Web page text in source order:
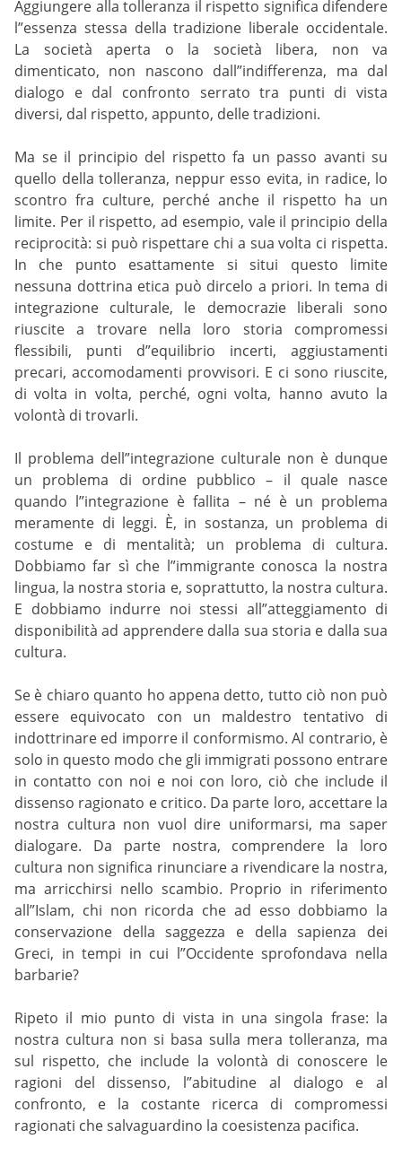
Aggiungere alla tolleranza il rispetto significa difendere
l”essenza stessa della tradizione liberale occidentale.
La società aperta o la società libera, non va
dimenticato, non nascono dall”indifferenza, ma dal
dialogo e dal confronto serrato tra punti di vista
diversi, dal rispetto, appunto, delle tradizioni.
Ma se il principio del rispetto fa un passo avanti su
quello della tolleranza, neppur esso evita, in radice, lo
scontro fra culture, perché anche il rispetto ha un
limite. Per il rispetto, ad esempio, vale il principio della
reciprocità: si può rispettare chi a sua volta ci rispetta.
In che punto esattamente si situi questo limite
nessuna dottrina etica può dircelo a priori. In tema di
integrazione culturale, le democrazie liberali sono
riuscite a trovare nella loro storia compromessi
flessibili, punti d”equilibrio incerti, aggiustamenti
precari, accomodamenti provvisori. E ci sono riuscite,
di volta in volta, perché, ogni volta, hanno avuto la
volontà di trovarli.
Il problema dell”integrazione culturale non è dunque
un problema di ordine pubblico – il quale nasce
quando l”integrazione è fallita – né è un problema
meramente di leggi. È, in sostanza, un problema di
costume e di mentalità; un problema di cultura.
Dobbiamo far sì che l”immigrante conosca la nostra
lingua, la nostra storia e, soprattutto, la nostra cultura.
E dobbiamo indurre noi stessi all”atteggiamento di
disponibilità ad apprendere dalla sua storia e dalla sua
cultura.
Se è chiaro quanto ho appena detto, tutto ciò non può
essere equivocato con un maldestro tentativo di
indottrinare ed imporre il conformismo. Al contrario, è
solo in questo modo che gli immigrati possono entrare
in contatto con noi e noi con loro, ciò che include il
dissenso ragionato e critico. Da parte loro, accettare la
nostra cultura non vuol dire uniformarsi, ma saper
dialogare. Da parte nostra, comprendere la loro
cultura non significa rinunciare a rivendicare la nostra,
ma arricchirsi nello scambio. Proprio in riferimento
all”Islam, chi non ricorda che ad esso dobbiamo la
conservazione della saggezza e della sapienza dei
Greci, in tempi in cui l”Occidente sprofondava nella
barbarie?
Ripeto il mio punto di vista in una singola frase: la
nostra cultura non si basa sulla mera tolleranza, ma
sul rispetto, che include la volontà di conoscere le
ragioni del dissenso, l”abitudine al dialogo e al
confronto, e la costante ricerca di compromessi
ragionati che salvaguardino la coesistenza pacifica.